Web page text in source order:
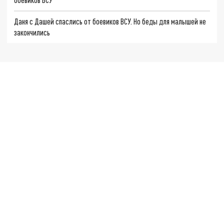
Даня с Дашей спаслись от боевиков ВСУ. Но беды для малышей не
закончились